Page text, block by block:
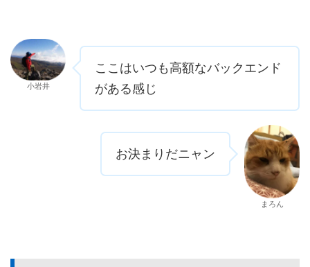
小岩井
ここはいつも高額なバックエンド
がある感じ
お決まりだニャン
まろん